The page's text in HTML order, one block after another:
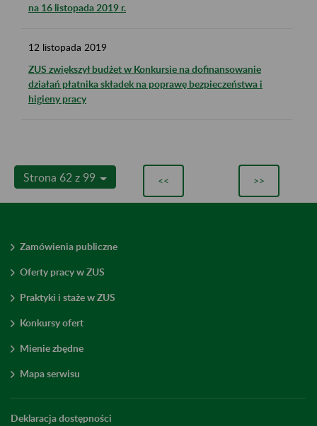
na 16 listopada 2019 r.
12 listopada 2019
ZUS zwiększył budżet w Konkursie na dofinansowanie
działań płatnika składek na poprawę bezpieczeństwa i
higieny pracy
Strona 62 z 99 << >>
Zamówienia publiczne
Oferty pracy w ZUS
Praktyki i staże w ZUS
Konkursy ofert
Mienie zbędne
Mapa serwisu
Deklaracja dostępności